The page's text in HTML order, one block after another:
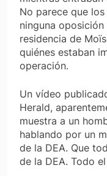
No parece que
ninguna
residencia de
quiénes estaban
operación.
Un vídeo
Herald,
muestra a un
hablando por un
de la DEA. Que
de la DEA. Todo